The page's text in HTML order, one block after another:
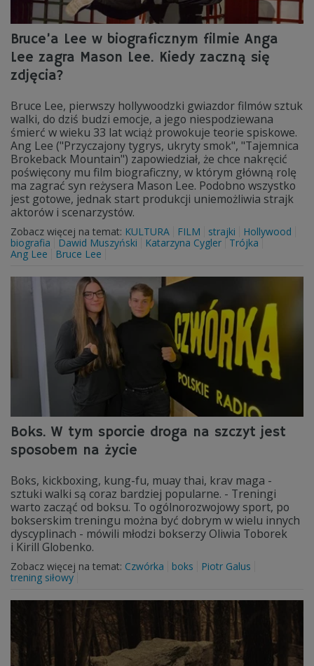
Bruce’a Lee w biograficznym filmie Anga
Lee zagra Mason Lee. Kiedy zaczną się
zdjęcia?
Bruce Lee, pierwszy hollywoodzki gwiazdor filmów sztuk
walki, do dziś budzi emocje, a jego niespodziewana
śmierć w wieku 33 lat wciąż prowokuje teorie spiskowe.
Ang Lee ("Przyczajony tygrys, ukryty smok", "Tajemnica
Brokeback Mountain") zapowiedział, że chce nakręcić
poświęcony mu film biograficzny, w którym główną rolę
ma zagrać syn reżysera Mason Lee. Podobno wszystko
jest gotowe, jednak start produkcji uniemożliwia strajk
aktorów i scenarzystów.
Zobacz więcej na temat: KULTURA FILM strajki
Hollywood
biografia
Dawid Muszyński Katarzyna Cygler
Trójka
Ang Lee
Bruce Lee
Boks. W tym sporcie droga na szczyt jest
sposobem na życie
Boks, kickboxing, kung-fu, muay thai, krav maga -
sztuki walki są coraz bardziej popularne. - Treningi
warto zacząć od boksu. To ogólnorozwojowy sport, po
bokserskim treningu można być dobrym w wielu innych
dyscyplinach - mówili młodzi bokserzy Oliwia Toborek
i Kirill Globenko.
Zobacz więcej na temat: Czwórka boks
Piotr Galus
trening siłowy